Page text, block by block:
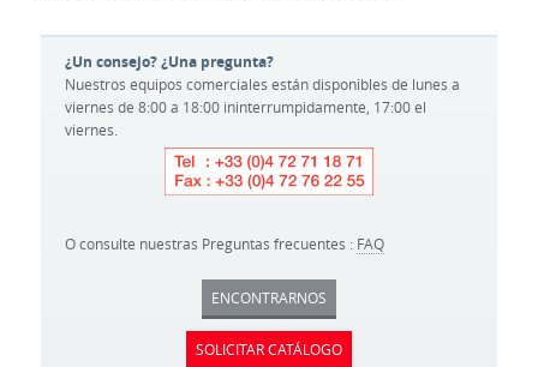
¿Un consejo? ¿Una pregunta?
Nuestros equipos comerciales están disponibles de lunes a
viernes de 8:00 a 18:00 ininterrumpidamente, 17:00 el
viernes.
O consulte nuestras Preguntas frecuentes : FAQ
ENCONTRARNOS
SOLICITAR CATÁLOGO